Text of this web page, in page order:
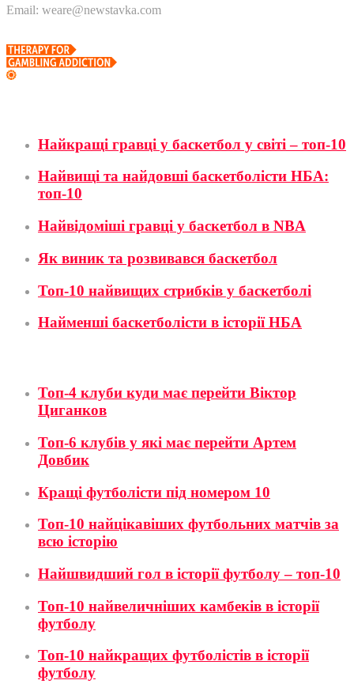
Email: weare@newstavka.com
Найкращі гравці у баскетбол у світі – топ-10
Найвищі та найдовші баскетболісти НБА:
топ-10
Найвідоміші гравці у баскетбол в NBA
Як виник та розвивався баскетбол
Топ-10 найвищих стрибків у баскетболі
Найменші баскетболісти в історії НБА
Топ-4 клуби куди має перейти Віктор
Циганков
Топ-6 клубів у які має перейти Артем
Довбик
Кращі футболісти під номером 10
Топ-10 найцікавіших футбольних матчів за
всю історію
Найшвидший гол в історії футболу – топ-10
Топ-10 найвеличніших камбеків в історії
футболу
Топ-10 найкращих футболістів в історії
футболу